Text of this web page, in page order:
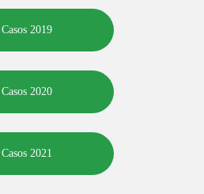
Casos 2019
Casos 2020
Casos 2021